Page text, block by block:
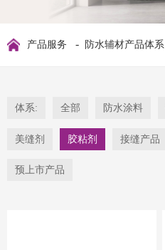
产品服务 - 防水辅材产品体系
体系: 全部 防水涂料
美缝剂 胶粘剂 接缝产品
预上市产品